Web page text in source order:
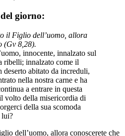
giorno:
il Figlio dell’uomo, allora
(Gv 8,28).
innocente, innalzato sul
ribelli; innalzato come il
deserto abitato da increduli,
nella nostra carne e ha
a entrare in questa
volto della misericordia di
della sua scomoda
lui?
dell’uomo, allora conoscerete che